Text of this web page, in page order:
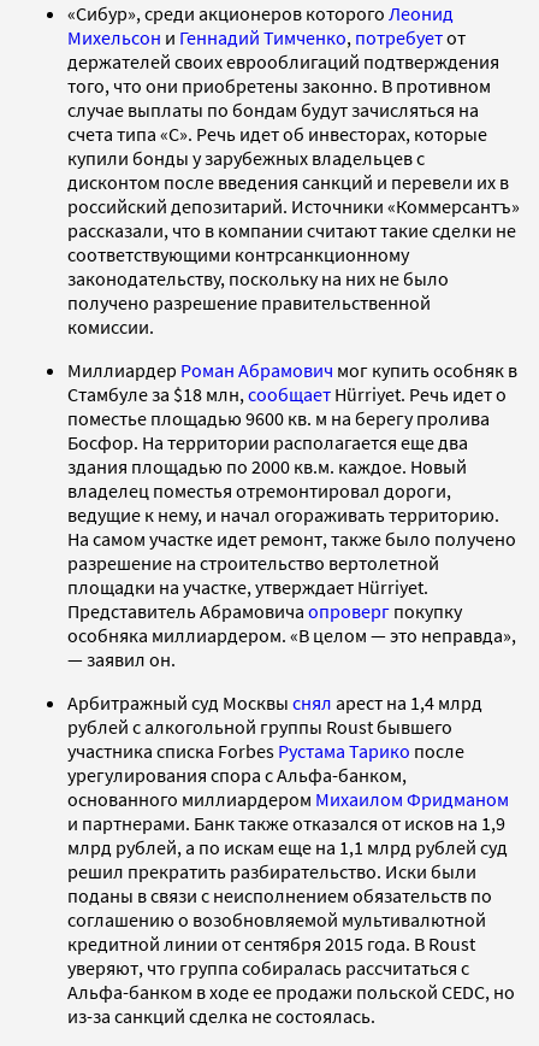
«Сибур», среди акционеров которого Леонид
Михельсон и Геннадий Тимченко, потребуетот
держателей своих еврооблигаций подтверждения
того, что они приобретены законно. В противном
случае выплаты по бондам будут зачисляться на
счета типа «С». Речь идет об инвесторах, которые
купили бонды у зарубежных владельцев с
дисконтом после введения санкций и перевели их в
российский депозитарий. Источники «Коммерсантъ»
рассказали, что в компании считают такие сделки не
соответствующими контрсанкционному
законодательству, поскольку на них не было
получено разрешение правительственной
комиссии.
Миллиардер Роман Абрамович мог купить особняк в
Стамбуле за $18 млн,сообщает Hürriyet. Речь идет о
поместье площадью 9600 кв. м на берегу пролива
Босфор. На территории располагается еще два
здания площадью по 2000 кв.м. каждое. Новый
владелец поместья отремонтировал дороги,
ведущие к нему, и начал огораживать территорию.
На самом участке идет ремонт, также было получено
разрешение на строительство вертолетной
площадки на участке, утверждает Hürriyet.
Представитель Абрамовича опроверг покупку
особняка миллиардером. «В целом — это неправда»,
— заявил он.
Арбитражный суд Москвы снял арест на 1,4 млрд
рублей с алкогольной группы Roust бывшего
участника списка Forbes Рустама Тарико после
урегулирования спора с Альфа-банком,
основанного миллиардером Михаилом Фридманом
и партнерами. Банк также отказался от исков на 1,9
млрд рублей, а по искам еще на 1,1 млрд рублей суд
решил прекратить разбирательство. Иски были
поданы в связи с неисполнением обязательств по
соглашению о возобновляемой мультивалютной
кредитной линии от сентября 2015 года. В Roust
уверяют, что группа собиралась рассчитаться с
Альфа-банком в ходе ее продажи польской CEDC, но
из-за санкций сделка не состоялась.